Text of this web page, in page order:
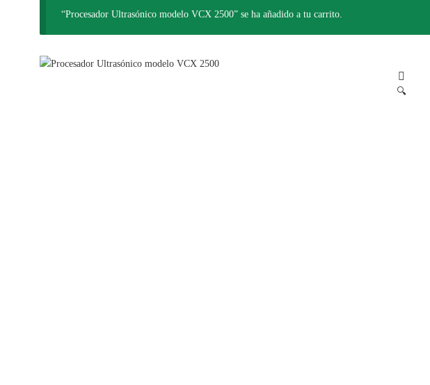
“Procesador Ultrasónico modelo VCX 2500” se ha añadido a tu carrito.
🔍